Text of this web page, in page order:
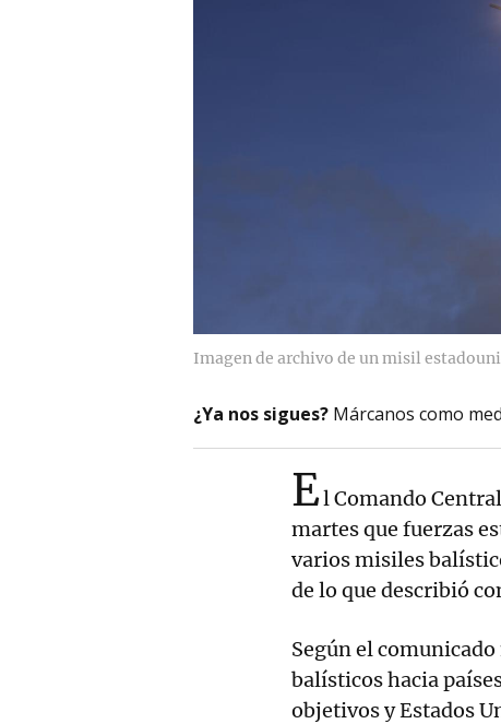
Imagen de archivo de un misil
¿Ya nos sigues? Márcanos como
El Comando
martes que fuerzas
varios misiles
de lo que describió
Según el
balísticos hacia
objetivos y Estados